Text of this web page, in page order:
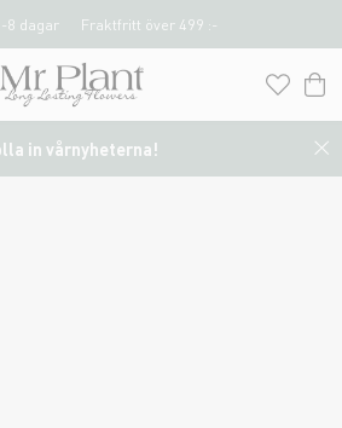
8 dagar Fraktfritt över 499 :-
in vårnyheterna!